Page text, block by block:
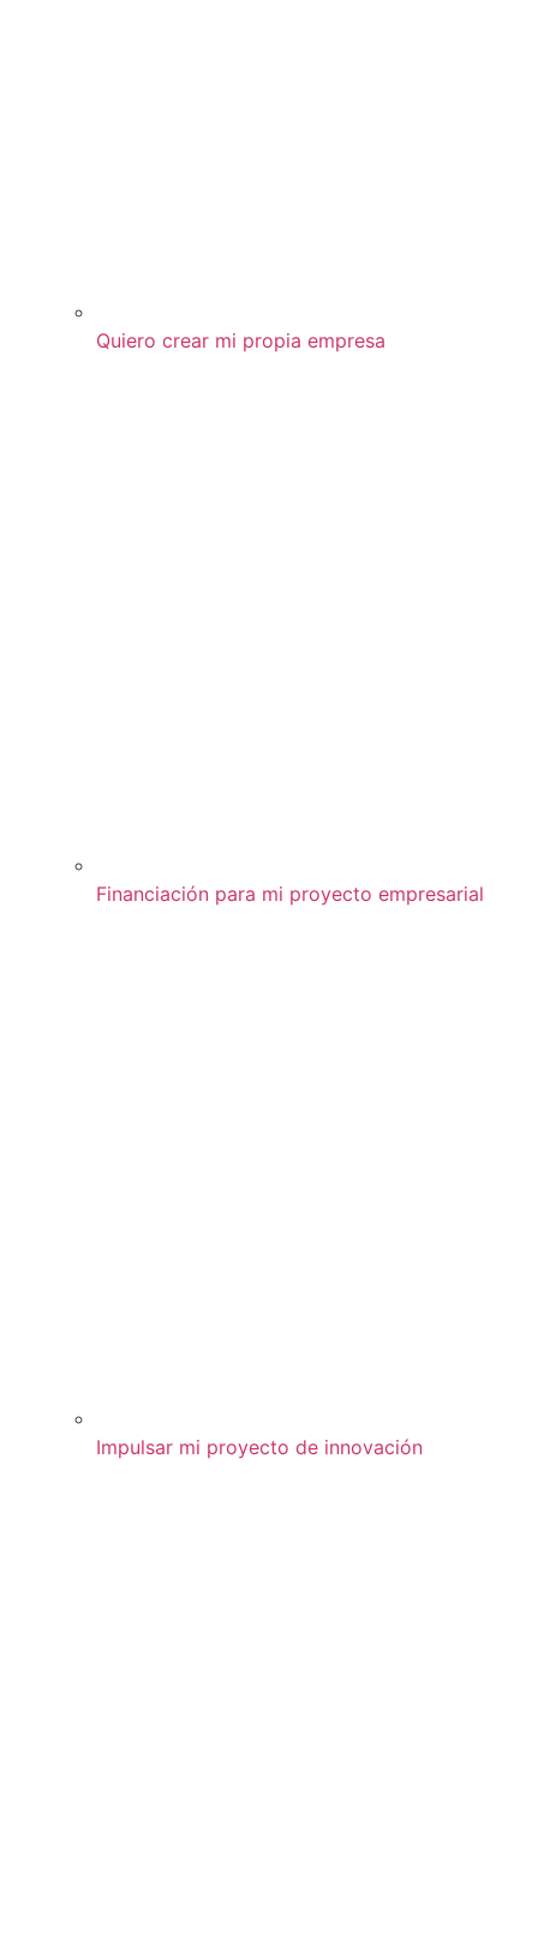
Quiero crear mi propia empresa
Financiación para mi proyecto empresarial
Impulsar mi proyecto de innovación